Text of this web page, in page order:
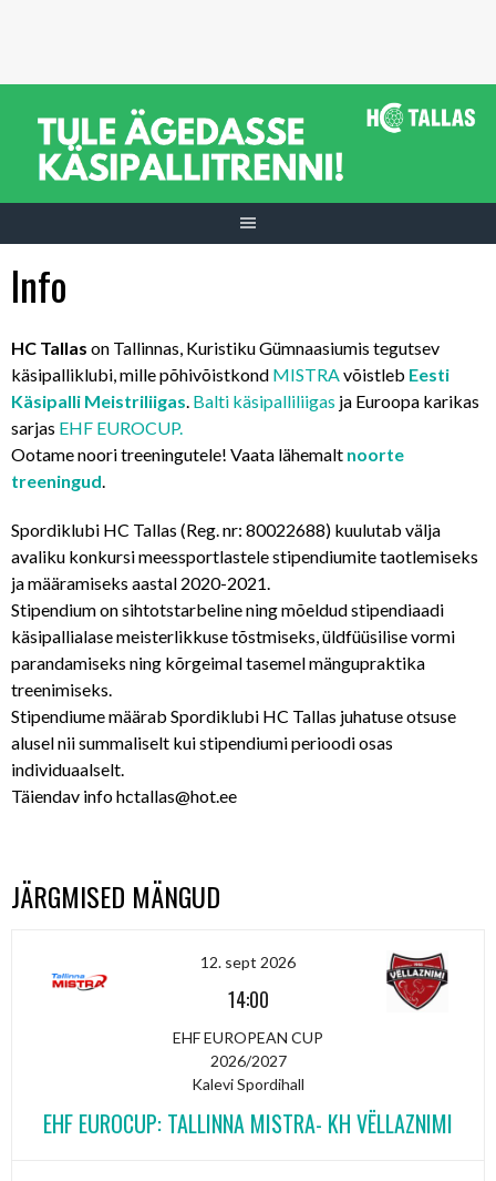
Info
HC Tallas on Tallinnas, Kuristiku Gümnaasiumis tegutsev
käsipalliklubi, mille põhivõistkond MISTRA võistleb Eesti
Käsipalli Meistriliigas Balti käsipalliliigas ja Euroopa karikas
sarjas EHF EUROCUP.
Ootame noori treeningutele! Vaata lähemalt noorte
treeningud
Spordiklubi HC Tallas (Reg. nr: 80022688) kuulutab välja
avaliku konkursi meessportlastele stipendiumite taotlemiseks
ja määramiseks aastal 2020-2021.
Stipendium on sihtotstarbeline ning mõeldud stipendiaadi
käsipallialase meisterlikkuse tõstmiseks, üldfüüsilise vormi
parandamiseks ning kõrgeimal tasemel mängupraktika
treenimiseks.
Stipendiume määrab Spordiklubi HC Tallas juhatuse otsuse
alusel nii summaliselt kui stipendiumi perioodi osas
individuaalselt.
Täiendav info hctallas@hot.ee
JÄRGMISED MÄNGUD
12. sept 2026
14:00
EHF EUROPEAN CUP
2026/2027
Kalevi Spordihall
EHF EUROCUP: TALLINNA MISTRA- KH VËLLAZNIMI